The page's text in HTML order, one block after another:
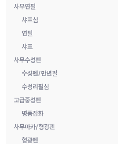
사무연필
샤프심
연필
샤프
사무수성펜
수성펜/만년필
수성리필심
고급중성펜
명품잡화
사무마카/형광펜
형광펜